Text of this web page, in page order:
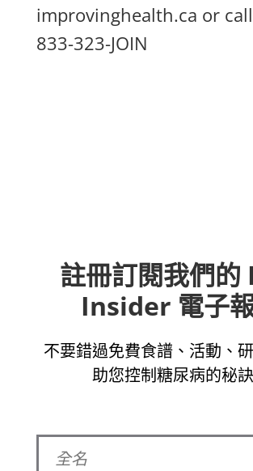
improvinghealth.ca or
833-323-JOIN
註冊訂閱我們的
Insider 電子報
不要錯過免費食譜、活動、
助您控制糖尿病的秘訣